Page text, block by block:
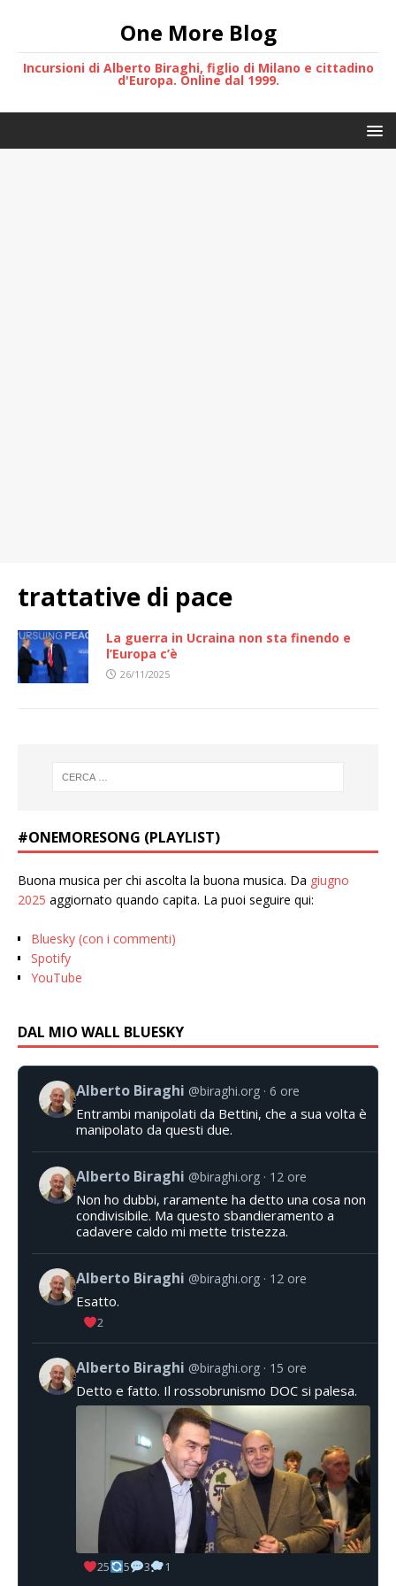
One More Blog
Incursioni di Alberto Biraghi, figlio di Milano e cittadino
d'Europa. Online dal 1999.
trattative di pace
La guerra in Ucraina non sta finendo e
l’Europa c’è
26/11/2025
#ONEMORESONG (PLAYLIST)
Buona musica per chi ascolta la buona musica. Da giugno
2025 aggiornato quando capita. La puoi seguire qui:
Bluesky (con i commenti)
Spotify
YouTube
DAL MIO WALL BLUESKY
Alberto Biraghi @biraghi.org 6 ore
Entrambi manipolati da Bettini, che a sua volta è
manipolato da questi due.
Alberto Biraghi @biraghi.org 12 ore
Non ho dubbi, raramente ha detto una cosa non
condivisibile. Ma questo sbandieramento a
cadavere caldo mi mette tristezza.
Alberto Biraghi @biraghi.org 12 ore
Esatto.
2
Alberto Biraghi @biraghi.org 15 ore
Detto e fatto. Il rossobrunismo DOC si palesa.
25 5 3 1